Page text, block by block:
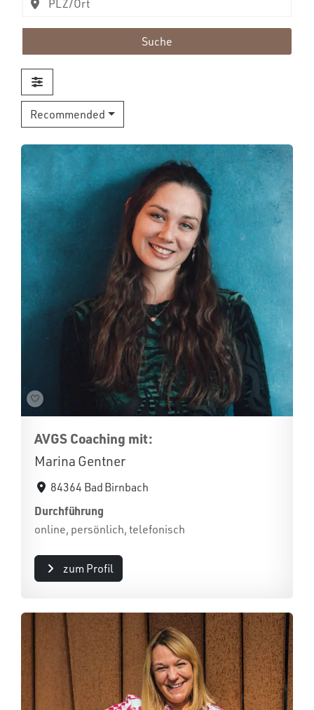
Suche
Recommended
AVGS Coaching mit:
Marina Gentner
84364 Bad Birnbach
Durchführung
online, persönlich, telefonisch
zum Profil